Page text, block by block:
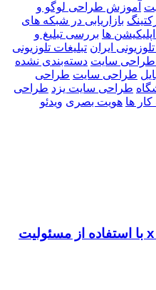
آموزش طراحی لوگو و
بازاریابی در شبکه های
ها بررسی تبلیغ و
ایران تبلیغات تلوزیونی
سایت دسته‌بندی نشده
طراحی سایت طراحی
طراحی سایت یزد طراحی
کار ها هویت بصری ویدئو
تبلیغ کیا اسپورتیج x pro 2023 با استفاده از مسئولیت